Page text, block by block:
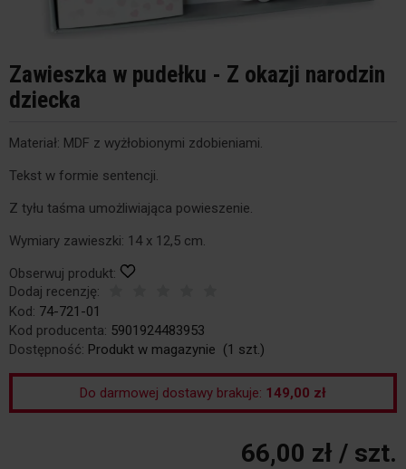
Zawieszka w pudełku - Z okazji narodzin
dziecka
Materiał: MDF z wyżłobionymi zdobieniami.
Tekst w formie sentencji.
Z tyłu taśma umożliwiająca powieszenie.
Wymiary zawieszki: 14 x 12,5 cm.
Obserwuj produkt:
Dodaj recenzję:
Kod: 74-721-01
Kod producenta: 5901924483953
Dostępność: Produkt w magazynie (1 szt.)
Do darmowej dostawy brakuje: 149,00 zł
66,00 zł / szt.